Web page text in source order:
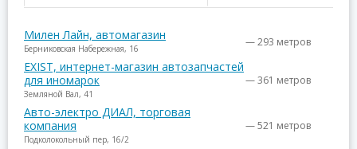
Милен Лайн, автомагазин
Берниковская Набережная, 16 — 293 метров
EXIST, интернет-магазин автозапчастей
для иномарок
Земляной Вал, 41
— 361 метров
Авто-электро ДИАЛ, торговая
компания
Подколокольный пер, 16/2
— 521 метров